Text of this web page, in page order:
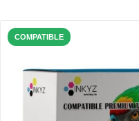
COMPATIBLE